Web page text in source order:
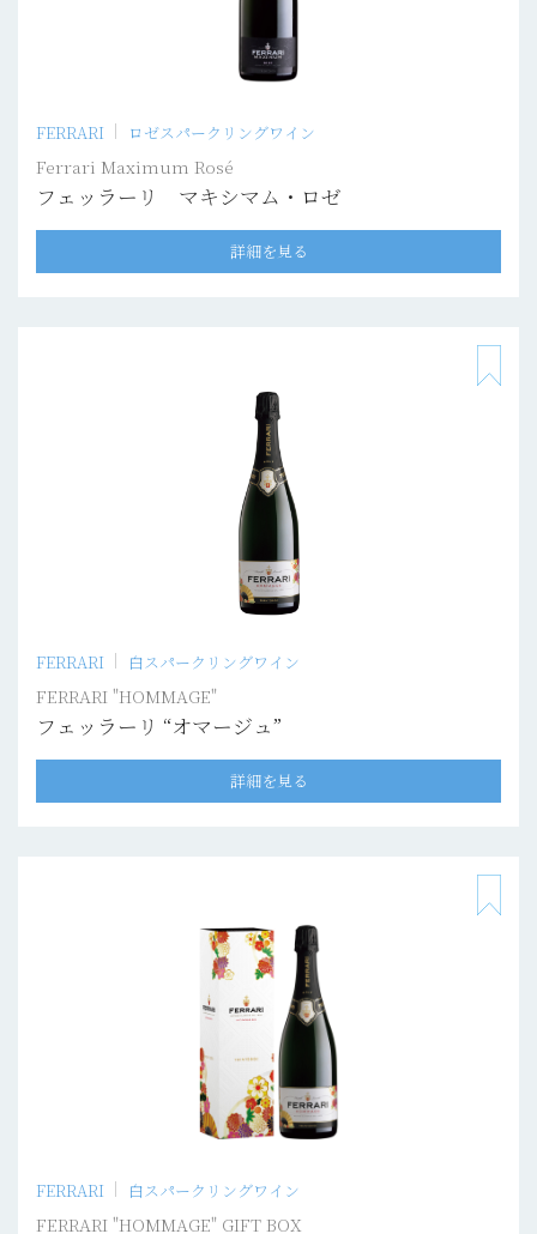
FERRARI ロゼスパークリングワイン
Ferrari Maximum Rosé
フェッラーリ マキシマム・ロゼ
詳細を見る
FERRARI 白スパークリングワイン
FERRARI "HOMMAGE"
フェッラーリ “オマージュ”
詳細を見る
FERRARI 白スパークリングワイン
FERRARI "HOMMAGE" GIFT BOX